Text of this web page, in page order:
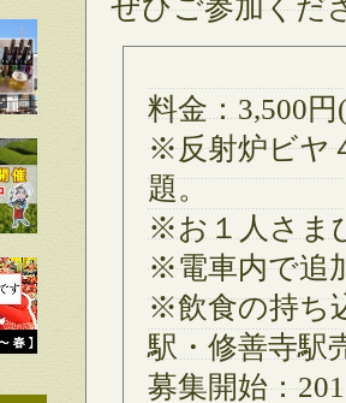
ぜひご参加くだ
料金：3,500円
※反射炉ビヤ
題。
※お１人さま
※電車内で追
※飲食の持ち
駅・修善寺駅
募集開始：